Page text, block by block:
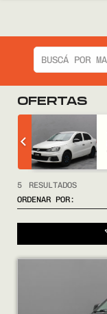
OFERTAS
5
RESULTADOS
ORDENAR POR: